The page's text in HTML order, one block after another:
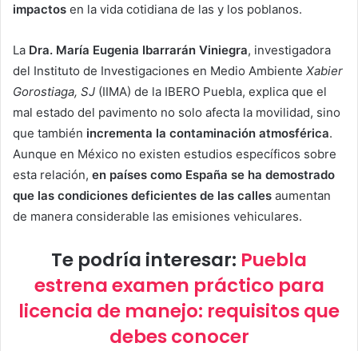
impactos en la vida cotidiana de las y los poblanos.
La Dra. María Eugenia Ibarrarán Viniegra, investigadora
del Instituto de Investigaciones en Medio Ambiente Xabier
Gorostiaga, SJ (IIMA) de la IBERO Puebla, explica que el
mal estado del pavimento no solo afecta la movilidad, sino
que también incrementa la contaminación atmosférica.
Aunque en México no existen estudios específicos sobre
esta relación, en países como España se ha demostrado
que las condiciones deficientes de las calles aumentan
de manera considerable las emisiones vehiculares.
Te podría interesar: Puebla
estrena examen práctico para
licencia de manejo: requisitos que
debes conocer